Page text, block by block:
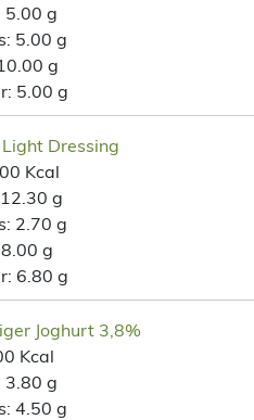
5.00 g
5.00 g
g
5.00 g
Dressing
Kcal
12.30 g
2.70 g
8.00 g
6.80 g
Joghurt 3,8%
Kcal
3.80 g
4.50 g